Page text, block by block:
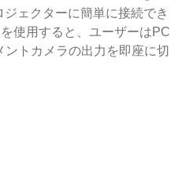
ェクターに簡単に接続でき
使用すると、ユーザーはPC
ントカメラの出力を即座に切